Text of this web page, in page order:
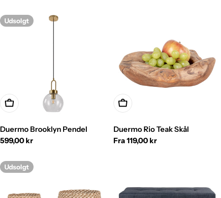
Udsolgt
Vælg
Duermo Brooklyn Pendel
Normalpris
599,00 kr
Vælg
Duermo Rio Teak Skål
Normalpris
Fra 119,00 kr
Udsolgt